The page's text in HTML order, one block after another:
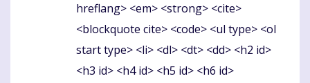
hreflang> <em> <strong> <cite>
<blockquote cite> <code> <ul type> <ol
start type> <li> <dl> <dt> <dd> <h2 id>
<h3 id> <h4 id> <h5 id> <h6 id>